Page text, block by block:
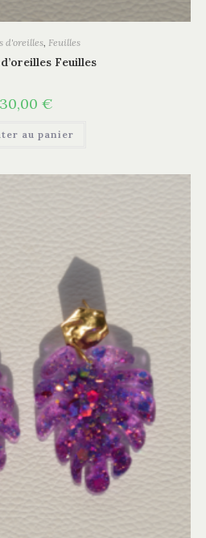
d'oreilles Feuilles
Feuilles
30,00 €
au panier